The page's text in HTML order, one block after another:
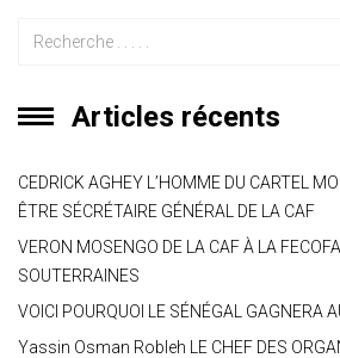
Articles récents
CEDRICK AGHEY L’HOMME DU CARTEL
ÊTRE SÉCRÉTAIRE GÉNÉRAL DE LA CAF
VERON MOSENGO DE LA CAF À LA
SOUTERRAINES
VOICI POURQUOI LE SÉNÉGAL GAGNERA
Yassin Osman Robleh LE CHEF DES